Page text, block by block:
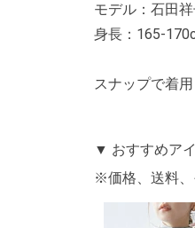
モデル：石田
身長：165-
スナップで着
▼ おすすめア
※価格、送料、